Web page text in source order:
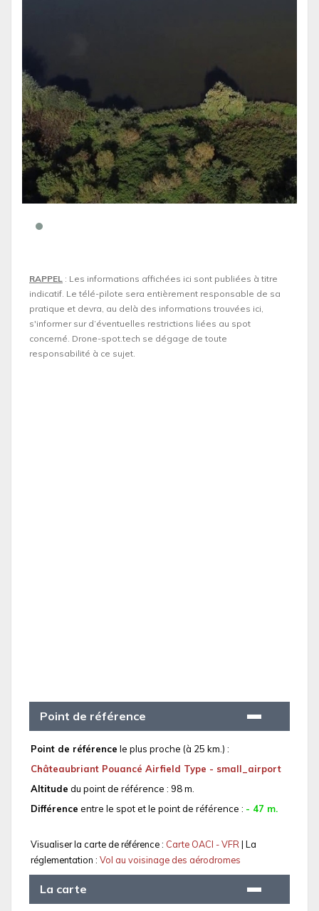
RAPPEL : Les informations affichées ici sont publiées à titre
indicatif. Le télé-pilote sera entièrement responsable de sa
pratique et devra, au delà des informations trouvées ici,
s'informer sur d’éventuelles restrictions liées au spot
concerné. Drone-spot.tech se dégage de toute
responsabilité à ce sujet.
Point de référence
Point de référence le plus proche (à 25 km.) :
Châteaubriant Pouancé Airfield Type - small_airport
Altitude du point de référence : 98 m.
Différence entre le spot et le point de référence : - 47 m.
Visualiser la carte de référence : Carte OACI - VFR| La
réglementation : Vol au voisinage des aérodromes
La carte